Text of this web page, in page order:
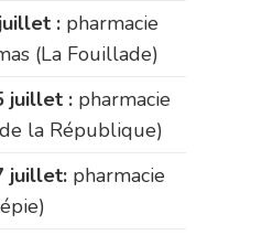
: pharmacie
(La Fouillade)
juillet : pharmacie
la République)
juillet: pharmacie